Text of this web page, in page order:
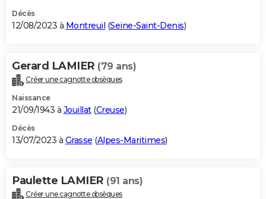
Décès
12/08/2023 à Montreuil (Seine-Saint-Denis)
Gerard LAMIER (79 ans)
Créer une cagnotte obsèques
Naissance
21/09/1943 à Jouillat(Creuse)
Décès
13/07/2023 à Grasse (Alpes-Maritimes)
Paulette LAMIER (91 ans)
Créer une cagnotte obsèques